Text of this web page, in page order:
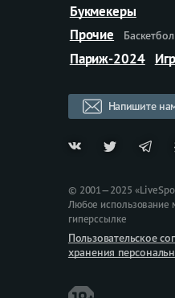
Букмекеры
Прочие
Баскетбол
Париж-2024
Напишите
© 2001—2025
Любое использование
гиперссылке
Пользовательское
хранения